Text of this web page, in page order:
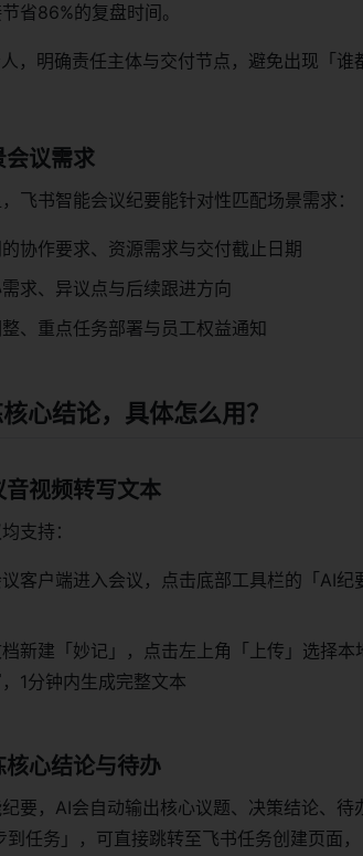
省86%的复盘时间。
，明确责任主体与交付节点，避免出现「谁
会议需求
飞书智能会议纪要能针对性匹配场景需求：
协作要求、资源需求与交付截止日期
求、异议点与后续跟进方向
、重点任务部署与员工权益通知
心结论，具体怎么用？
视频转写文本
支持：
客户端进入会议，点击底部工具栏的「AI纪
新建「妙记」，点击左上角「上传」选择本
1分钟内生成完整文本
心结论与待办
要，AI会自动输出核心议题、决策结论、待
任务」，可直接跳转至飞书任务创建页面